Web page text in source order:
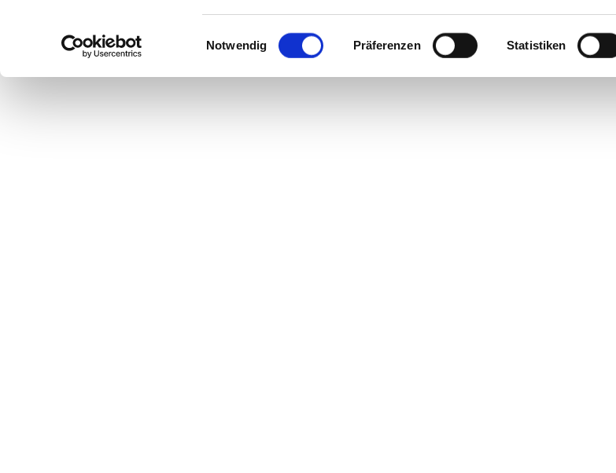
Ihr Gerät durch aktives Scannen nach bestimmten Merkmalen
Erfahren Sie mehr darüber, wie Ihre persönlichen Daten verarbeitet
Präferenzen imAbschnitt Einzelheitenfest.
Einwilligungsauswahl
Notwendig Präferenzen Statistiken